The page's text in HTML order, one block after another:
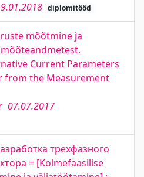
diplomitööd
mõõtmine ja
Current Parameters
from the Measurement
07.07.2017
трехфазного
= [Kolmefaasilise